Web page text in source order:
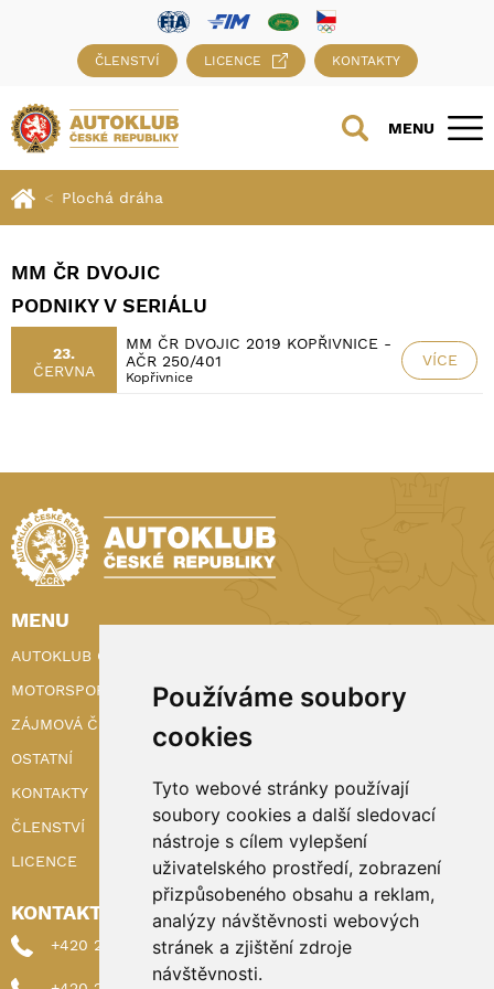
Používáme soubory
cookies
Tyto webové stránky používají
soubory cookies a další sledovací
nástroje s cílem vylepšení
uživatelského prostředí, zobrazení
přizpůsobeného obsahu a reklam,
analýzy návštěvnosti webových
stránek a zjištění zdroje
návštěvnosti.
ČLENSTVÍ LICENCE KONTAKTY
MENU
Plochá dráha
MM ČR DVOJIC
PODNIKY V SERIÁLU
23.
ČERVNA
MM ČR DVOJIC 2019 KOPŘIVNICE -
AČR 250/401
Kopřivnice
VÍCE
MENU
AUTOKLUB ČR
MOTORSPORT
ZÁJMOVÁ ČINNOST
OSTATNÍ
KONTAKTY
ČLENSTVÍ
LICENCE
KONTAKTY
+420 222 898 224 (sekretariat)